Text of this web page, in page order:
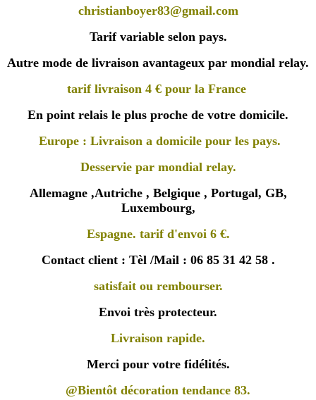
christianboyer83@gmail.com
Tarif variable selon pays.
Autre mode de livraison avantageux par mondial relay.
tarif livraison 4 € pour la France
En point relais le plus proche de votre domicile.
Europe : Livraison a domicile pour les pays.
Desservie par mondial relay.
Allemagne ,Autriche , Belgique , Portugal, GB,
Luxembourg,
Espagne. tarif d'envoi 6 €.
Contact client : Tèl /Mail : 06 85 31 42 58 .
satisfait ou rembourser.
Envoi très protecteur.
Livraison rapide.
Merci pour votre fidélités.
@Bientôt décoration tendance 83.